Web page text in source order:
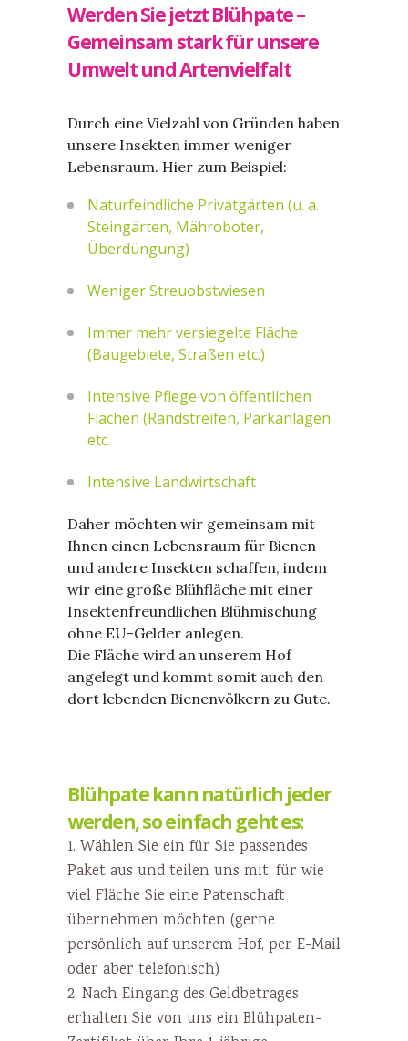
Werden Sie jetzt Blühpate –
Gemeinsam stark für unsere
Umwelt und Artenvielfalt
Durch eine Vielzahl von Gründen haben
unsere Insekten immer weniger
Lebensraum. Hier zum Beispiel:
Naturfeindliche Privatgärten (u. a.
Steingärten, Mähroboter,
Überdüngung)
Weniger Streuobstwiesen
Immer mehr versiegelte Fläche
(Baugebiete, Straßen etc.)
Intensive Pflege von öffentlichen
Flächen (Randstreifen, Parkanlagen
etc.
Intensive Landwirtschaft
Daher möchten wir gemeinsam mit
Ihnen einen Lebensraum für Bienen
und andere Insekten schaffen, indem
wir eine große Blühfläche mit einer
Insektenfreundlichen Blühmischung
ohne EU-Gelder anlegen.
Die Fläche wird an unserem Hof
angelegt und kommt somit auch den
dort lebenden Bienenvölkern zu Gute.
Blühpate kann natürlich jeder
werden, so einfach geht es:
1. Wählen Sie ein für Sie passendes
Paket aus und teilen uns mit, für wie
viel Fläche Sie eine Patenschaft
übernehmen möchten (gerne
persönlich auf unserem Hof, per E-Mail
oder aber telefonisch)
2. Nach Eingang des Geldbetrages
erhalten Sie von uns ein Blühpaten-